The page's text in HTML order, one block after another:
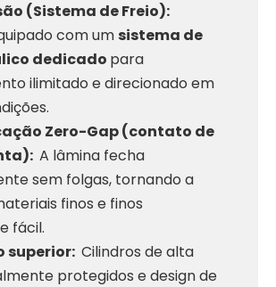
(Sistema de Freio):
com um sistema de
dedicado para
ilimitado e direcionado em
Zero-Gap (contato de
A lâmina fecha
sem folgas, tornando a
finos e finos
fácil.
superior: Cilindros de alta
protegidos e design de